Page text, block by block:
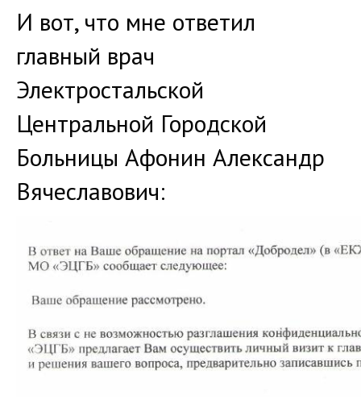
И вот, что мне ответил
главный врач
Электростальской
Центральной Городской
Больницы Афонин Александр
Вячеславович: